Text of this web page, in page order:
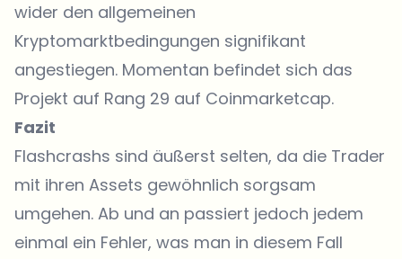
wider den allgemeinen
Kryptomarktbedingungen signifikant
angestiegen. Momentan befindet sich das
Projekt auf Rang 29 auf Coinmarketcap.
Fazit
Flashcrashs sind äußerst selten, da die Trader
mit ihren Assets gewöhnlich sorgsam
umgehen. Ab und an passiert jedoch jedem
einmal ein Fehler, was man in diesem Fall